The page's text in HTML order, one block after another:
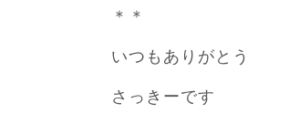
＊＊
いつもありがとう
さっきーです